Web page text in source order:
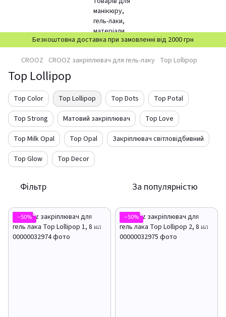
Безкоштовна доставка при замовленні від 2000 грн
CROOZ CROOZ закріплювач для гель-лаку Top Lollipop
Top Lollipop
Top Color Top Lollipop Top Dots
Top Potal
Top Strong
Матовий закріплювач
Top Love
Top Milk Opal
Top Opal
Закріплювач світловідбивний
Top Glow
Top Decor
Фільтр За популярністю
−50% −50%